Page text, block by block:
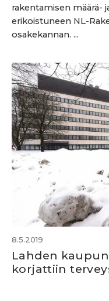
rakentamisen määrä-
erikoistuneen NL-
osakekannan. ...
8.5.2019
Lahden
korjattiin